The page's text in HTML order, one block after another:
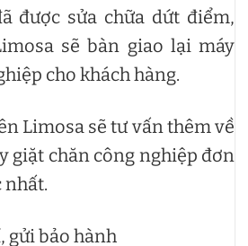
được sửa chữa dứt điểm,
sẽ bàn giao lại máy
cho khách hàng.
Limosa sẽ tư vấn thêm về
giặt chăn công nghiệp đơn
nhất.
gửi bảo hành